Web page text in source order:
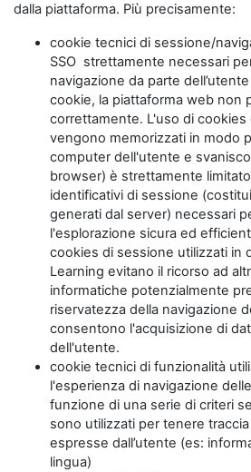
dalla piattaforma. Più precisamente:
cookie tecnici di sessione/
SSO strettamente necessari
navigazione da parte
cookie, la piattaforma web non
correttamente. L'uso di
vengono memorizzati in modo
computer dell'utente e
browser) è strettamente
identificativi di sessione
generati dal server) necessari
l'esplorazione sicura ed
cookies di sessione utilizzati in
Learning evitano il ricorso ad
informatiche potenzialmente
riservatezza della navigazione
consentono l'acquisizione di
dell'utente.
cookie tecnici di funzionalità
l'esperienza di navigazione
funzione di una serie di criteri
sono utilizzati per tenere
espresse dall’utente (es:
lingua)